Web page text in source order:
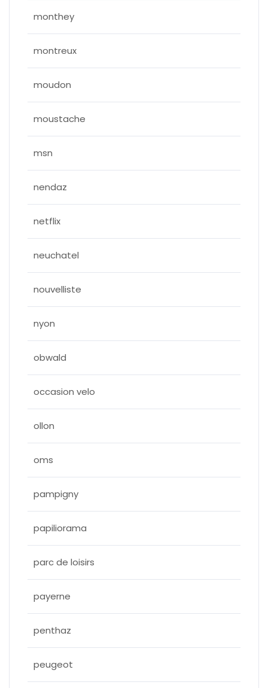
monthey
montreux
moudon
moustache
msn
nendaz
netflix
neuchatel
nouvelliste
nyon
obwald
occasion velo
ollon
oms
pampigny
papiliorama
parc de loisirs
payerne
penthaz
peugeot